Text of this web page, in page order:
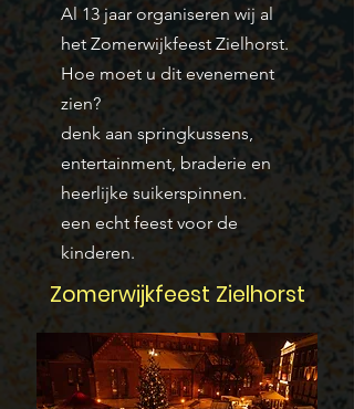
Al 13 jaar organiseren wij al
het Zomerwijkfeest Zielhorst.
Hoe moet u dit evenement
zien?
denk aan springkussens,
entertainment, braderie en
heerlijke suikerspinnen.
een echt feest voor de
kinderen.
Zomerwijkfeest Zielhorst